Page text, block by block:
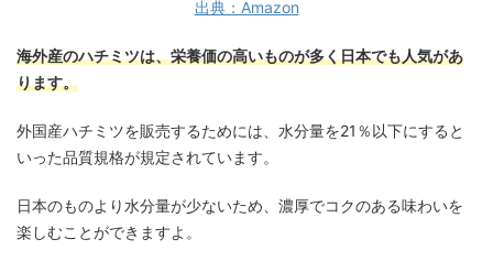
出典：Amazon
海外産のハチミツは、栄養価の高いものが多く日本でも人気があ
ります。
外国産ハチミツを販売するためには、水分量を21％以下にすると
いった品質規格が規定されています。
日本のものより水分量が少ないため、濃厚でコクのある味わいを
楽しむことができますよ。